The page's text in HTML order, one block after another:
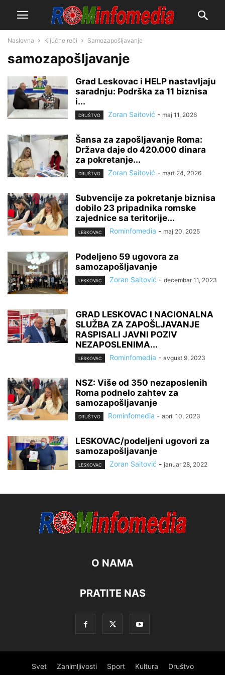
Naslovna Ključne reči Samozapošljavanje
samozapošljavanje
Grad Leskovac i HELP nastavljaju
saradnju: Podrška za 11 biznisa
i...
DRUŠTVO Zoran Saitović - maj 11, 2026
Šansa za zapošljavanje Roma:
Država daje do 420.000 dinara
za pokretanje...
DRUŠTVO Zoran Saitović - mart 24, 2026
Subvencije za pokretanje biznisa
dobilo 23 pripadnika romske
zajednice sa teritorije...
LESKOVAC Rominfomedia - maj 20, 2025
Podeljeno 59 ugovora za
samozapošljavanje
LESKOVAC Zoran Saitović - decembar 11, 2023
GRAD LESКOVAC I NACIONALNA
SLUŽBA ZA ZAPOŠLJAVANJE
RASPISALI JAVNI POZIV
NEZAPOSLENIMA...
LESKOVAC Rominfomedia - avgust 9, 2023
NSZ: Više od 350 nezaposlenih
Roma podnelo zahtev za
samozapošljavanje
DRUŠTVO Rominfomedia - april 10, 2023
LESKOVAC/podeljeni ugovori za
samozapošljavanje
LESKOVAC Zoran Saitović - januar 28, 2022
O NAMA
PRATITE NAS
Svet Zanimljivosti Sport Kultura Društvo